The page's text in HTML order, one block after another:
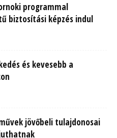
programmal
biztosítási képzés indul
és kevesebb a
jövőbeli tulajdonosai